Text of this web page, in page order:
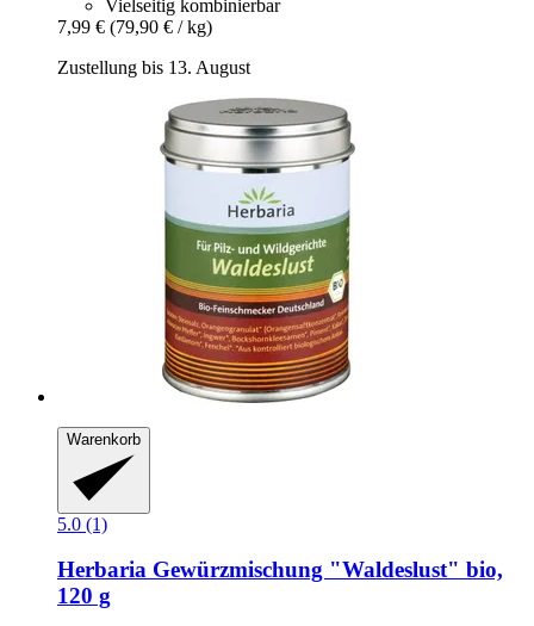
Vielseitig kombinierbar
7,99 € (79,90 € / kg)
Zustellung bis 13. August
Warenkorb
5.0 (1)
Herbaria Gewürzmischung "Waldeslust" bio,
120 g